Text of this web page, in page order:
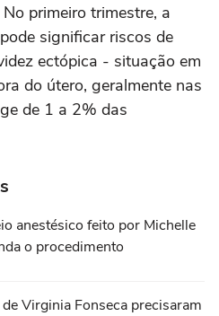
primeiro trimestre, a
significar riscos de
ectópica - situação em
do útero, geralmente nas
de 1 a 2% das
anestésico feito por Michelle
o procedimento
Virginia Fonseca precisaram